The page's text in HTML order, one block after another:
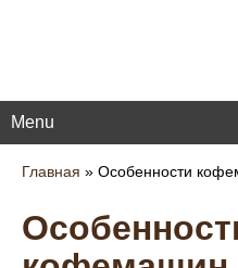
Menu
Главная » Особенности